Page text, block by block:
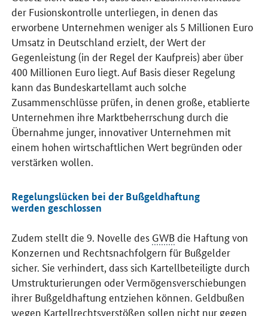
der Fusionskontrolle unterliegen, in denen das
erworbene Unternehmen weniger als 5 Millionen Euro
Umsatz in Deutschland erzielt, der Wert der
Gegenleistung (in der Regel der Kaufpreis) aber über
400 Millionen Euro liegt. Auf Basis dieser Regelung
kann das Bundeskartellamt auch solche
Zusammenschlüsse prüfen, in denen große, etablierte
Unternehmen ihre Marktbeherrschung durch die
Übernahme junger, innovativer Unternehmen mit
einem hohen wirtschaftlichen Wert begründen oder
verstärken wollen.
Regelungslücken bei der Bußgeldhaftung
werden geschlossen
Zudem stellt die 9. Novelle des GWB die Haftung von
Konzernen und Rechtsnachfolgern für Bußgelder
sicher. Sie verhindert, dass sich Kartellbeteiligte durch
Umstrukturierungen oder Vermögensverschiebungen
ihrer Bußgeldhaftung entziehen können. Geldbußen
wegen Kartellrechtsverstößen sollen nicht nur gegen